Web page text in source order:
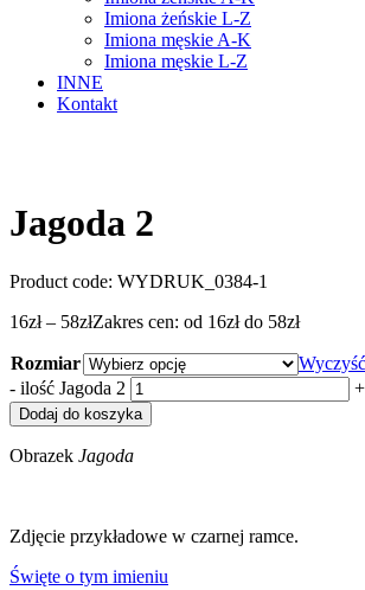
Imiona żeńskie L-Z
Imiona męskie A-K
Imiona męskie L-Z
INNE
Kontakt
Jagoda 2
Product code: WYDRUK_0384-1
16zł – 58złZakres cen: od 16zł do 58zł
Rozmiar
Wyczyść
- ilość Jagoda 2 +
Dodaj do koszyka
Obrazek Jagoda
Zdjęcie przykładowe w czarnej ramce.
Święte o tym imieniu